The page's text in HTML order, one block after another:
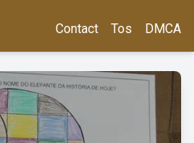
Contact Tos DMCA